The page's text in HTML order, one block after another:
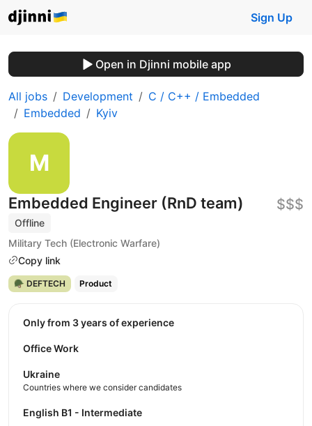
Sign Up
Open in Djinni mobile app
All jobs Development
C / C++ / Embedded
Embedded
Kyiv
Embedded Engineer (RnD team)
Offline
Military Tech (Electronic Warfare)
Copy link
$$$
🪖 DEFTECH Product
Only from 3 years of experience
Office Work
Ukraine
Countries where we consider candidates
English B1 - Intermediate